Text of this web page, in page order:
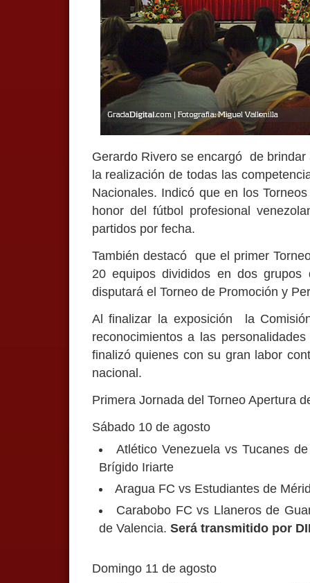
Gerardo Rivero se encargó de
la realización de todas las
Nacionales. Indicó que en los
honor del fútbol profesional
partidos por fecha.
También destacó que el primer
20 equipos divididos en dos
disputará el Torneo de Promoción y
Al finalizar la exposición la
reconocimientos a las
finalizó quienes con su gran labor
nacional.
Primera Jornada del Torneo Apertura
Sábado 10 de agosto
Atlético Venezuela vs Tucanes
Brígido Iriarte
Aragua FC vs Estudiantes de
Carabobo FC vs Llaneros de
de Valencia. Será transmitido por
Domingo 11 de agosto